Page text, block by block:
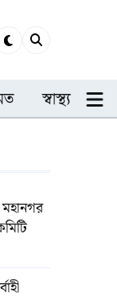
স্বাস্থ্য
মহানগর